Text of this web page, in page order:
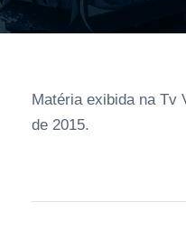
Matéria exibida na Tv
de 2015.